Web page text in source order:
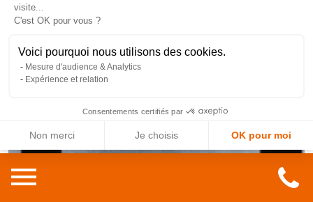
CONCERT
12 DÉCEMBRE 2026
visite...
C'est OK pour vous ?
Voici pourquoi nous utilisons des cookies.
Mesure d'audience & Analytics
Expérience et relation
Consentements certifiés par
Non merci Je choisis OK pour moi